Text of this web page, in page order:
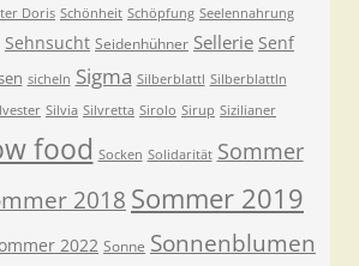
Doris Schönheit Schöpfung Seelennahrung
Sehnsucht Seidenhühner Sellerie Senf
sicheln Sigma Silberblattl Silberblattln
Silvia Silvretta Sirolo Sirup Sizilianer
food Socken Solidarität Sommer
2018 Sommer 2019
2022 Sonne Sonnenblumen